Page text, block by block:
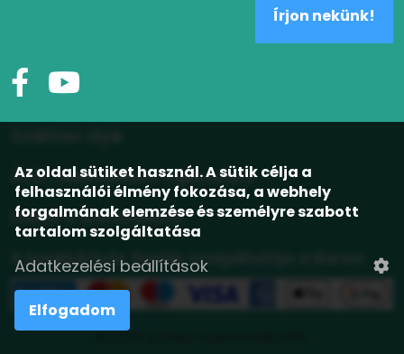
ÁSZF, adatvédelmi tájékoztató
Elállás a szerződéstől
A bankkártyás fizetés szolgáltatója a Barion
Írjon nekünk!
©2024 Lisztes-Szerencsés Kft.
Az oldal sütiket használ. A sütik célja a
felhasználói élmény fokozása, a webhely
forgalmának elemzése és személyre szabott
tartalom szolgáltatása
Adatkezelési beállítások
Elfogadom